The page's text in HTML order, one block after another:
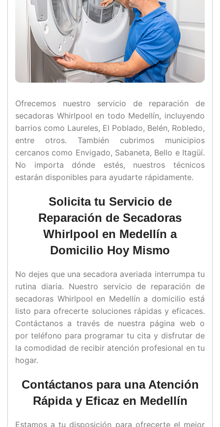
Ofrecemos nuestro servicio de reparación de
secadoras Whirlpool en todo Medellín, incluyendo
barrios como Laureles, El Poblado, Belén, Robledo,
entre otros. También cubrimos municipios
cercanos como Envigado, Sabaneta, Bello e Itagüí.
No importa dónde estés, nuestros técnicos
estarán disponibles para ayudarte rápidamente.
Solicita tu Servicio de
Reparación de Secadoras
Whirlpool en Medellín a
Domicilio Hoy Mismo
No dejes que una secadora averiada interrumpa tu
rutina diaria. Nuestro servicio de reparación de
secadoras Whirlpool en Medellín a domicilio está
listo para ofrecerte soluciones rápidas y eficaces.
Contáctanos a través de nuestra página web o
por teléfono para programar tu cita y disfrutar de
la comodidad de recibir atención profesional en tu
hogar.
Contáctanos para una Atención
Rápida y Eficaz en Medellín
Estamos a tu disposición para ofrecerte el mejor